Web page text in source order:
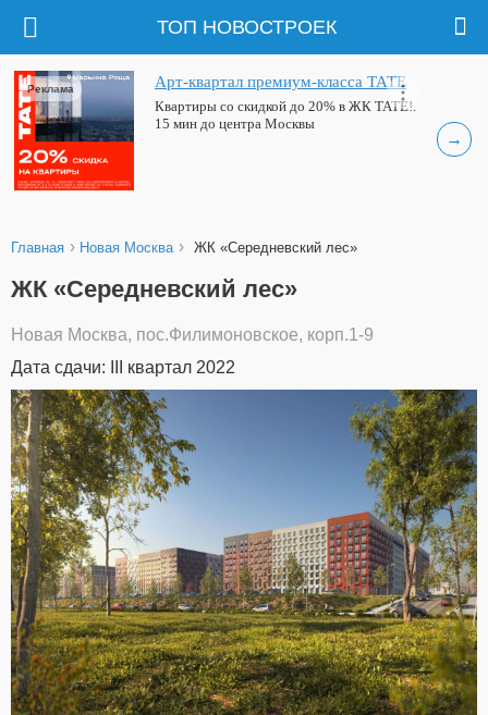
ТОП НОВОСТРОЕК
→
Арт-квартал премиум-класса ТАТЕ
Квартиры со скидкой до 20% в ЖК ТАТЕ!.
15 мин до центра Москвы
Реклама
Главная › Новая Москва › ЖК «Середневский лес»
ЖК «Середневский лес»
Новая Москва, пос.Филимоновское, корп.1-9
Дата сдачи: III квартал 2022